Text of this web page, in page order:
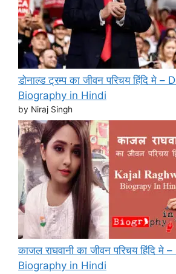
डोनाल्ड ट्रम्प का जीवन परिचय हिंदि मे
Biography in Hindi
by Niraj Singh
काजल राघवानी का जीवन परिचय हिंदि
Biography in Hindi